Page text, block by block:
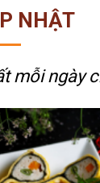
NHẬT
mỗi ngày